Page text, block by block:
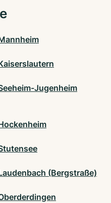
Jugenheim
(Bergstraße)